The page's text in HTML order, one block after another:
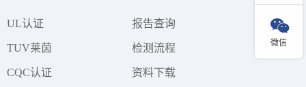
UL认证
TUV莱茵
CQC认证
报告查询
检测流程
资料下载

微信